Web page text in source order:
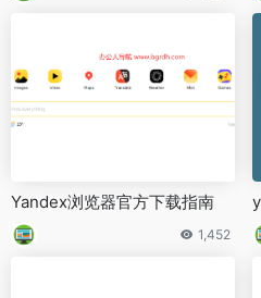
Yandex浏览器官方下载指南
1,452